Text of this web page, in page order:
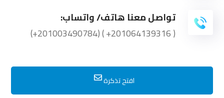
تواصل معنا هاتف/ واتساب:
( 201064139316+ ) (201003490784+)
افتح تذكرة